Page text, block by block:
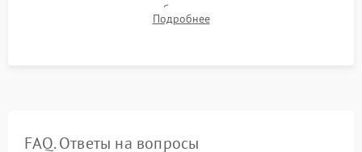
компрессора, отсутствия обмерзания стенок и корректного
срабатывания системы автоматической оттайки.
Подробнее
FAQ. Ответы на вопросы